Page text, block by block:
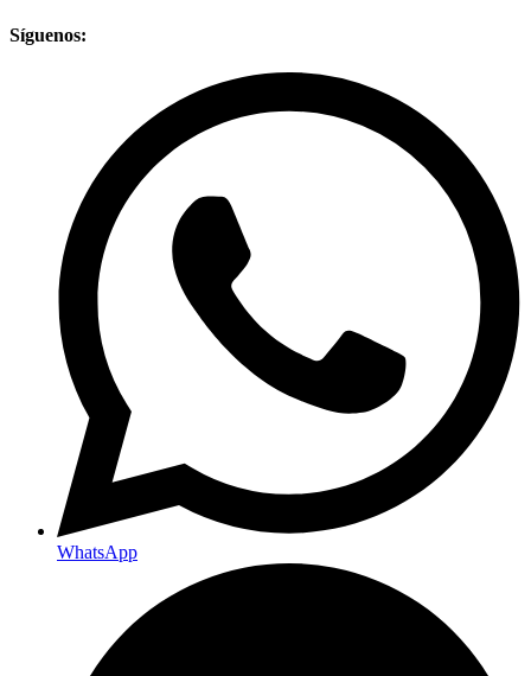
Síguenos:
WhatsApp